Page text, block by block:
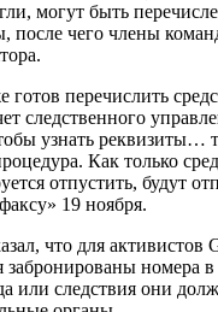
могут быть
после чего члены
готов перечислить
следственного
узнать реквизиты…
Как только
отпустить, будут
19 ноября.
что для активистов
забронированы номера
или следствия они